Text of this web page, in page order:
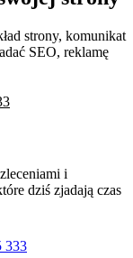
strony, komunikat
SEO, reklamę
i
dziś zjadają czas
333